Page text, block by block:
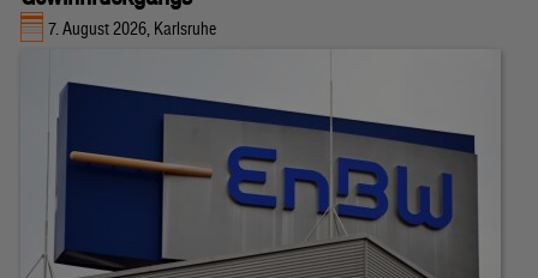
7. August 2026, Karlsruhe